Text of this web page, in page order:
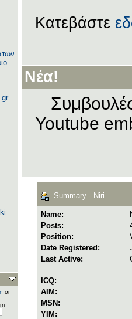
or
Κατεβάστε
Νέα!
Youtube
Summary - Niri
Name:
Posts:
Position:
Date Registered:
Last Active:
ICQ:
AIM:
MSN:
YIM: